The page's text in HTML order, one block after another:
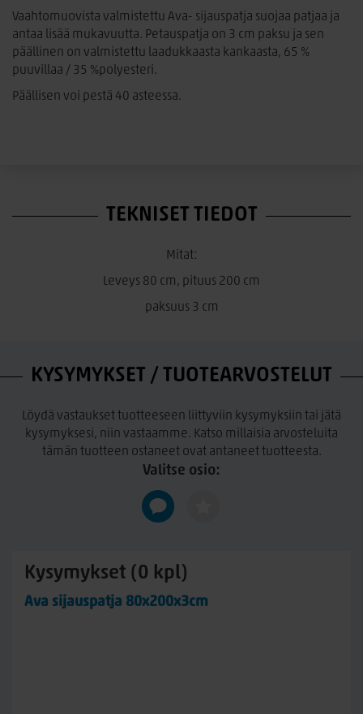
Vaahtomuovista valmistettu Ava- sijauspatja suojaa patjaa ja
antaa lisää mukavuutta. Petauspatja on 3 cm paksu ja sen
päällinen on valmistettu laadukkaasta kankaasta, 65 %
puuvillaa / 35 %polyesteri.
Päällisen voi pestä 40 asteessa.
TEKNISET TIEDOT
Mitat:
Leveys 80 cm, pituus 200 cm
paksuus 3 cm
KYSYMYKSET / TUOTEARVOSTELUT
Löydä vastaukset tuotteeseen liittyviin kysymyksiin tai jätä
kysymyksesi, niin vastaamme. Katso millaisia arvosteluita
tämän tuotteen ostaneet ovat antaneet tuotteesta.
Valitse osio:
Kysymykset (0 kpl)
Ava sijauspatja 80x200x3cm